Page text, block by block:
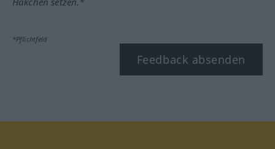
*Pflichtfeld
Feedback absenden